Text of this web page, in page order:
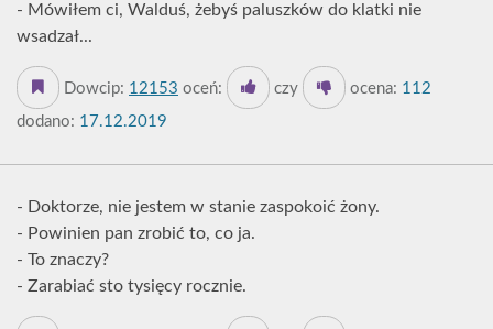
- Mówiłem ci, Walduś, żebyś paluszków do klatki nie
wsadzał...
Dowcip: 12153 oceń: czy ocena: 112
dodano: 17.12.2019
- Doktorze, nie jestem w stanie zaspokoić żony.
- Powinien pan zrobić to, co ja.
- To znaczy?
- Zarabiać sto tysięcy rocznie.